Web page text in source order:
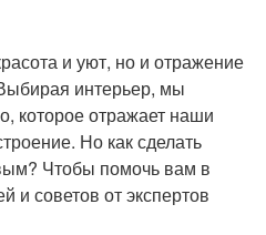
и уют, но и отражение
интерьер, мы
которое отражает наши
Но как сделать
Чтобы помочь вам в
и советов от экспертов